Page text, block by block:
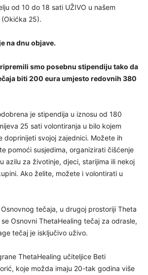
od 10 do 18 sati UŽIVO u našem
25).
na dnu objave.
smo posebnu stipendiju tako da
biti 200 eura umjesto redovnih 380
je stipendija u iznosu od 180
25 sati volontiranja u bilo kojem
doprinijeti svojoj zajednici. Možete ih
pomoći susjedima, organizirati čišćenje
azilu za životinje, djeci, starijima ili nekoj
Ako želite, možete i volontirati u
tečaja, u drugoj prostoriji Theta
Osnovni ThetaHealing tečaj za odrasle,
tečaj je isključivo uživo.
ThetaHealing učiteljice Beti
koje možda imaju 20-tak godina više